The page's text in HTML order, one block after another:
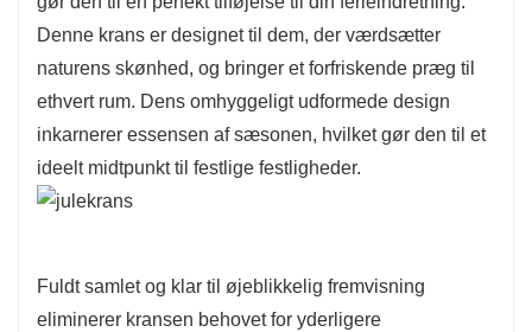
Denne krans er designet til dem, der værdsætter
naturens skønhed, og bringer et forfriskende præg til
ethvert rum. Dens omhyggeligt udformede design
inkarnerer essensen af ​​sæsonen, hvilket gør den til et
ideelt midtpunkt til festlige festligheder.
Fuldt samlet og klar til øjeblikkelig fremvisning
eliminerer kransen behovet for yderligere